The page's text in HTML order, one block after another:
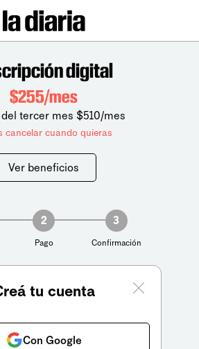
digital
$255/mes
tercer mes $510/mes
cancelar cuando quieras
Ver beneficios
2
Pago
3
Confirmación
tu cuenta
Con Google